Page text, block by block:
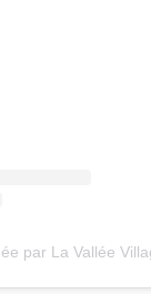
par La Vallée